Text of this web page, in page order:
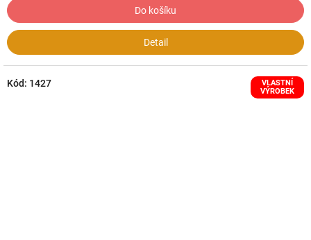
Do košíku
Detail
VLASTNÍ
VÝROBEK
Kód: 1427